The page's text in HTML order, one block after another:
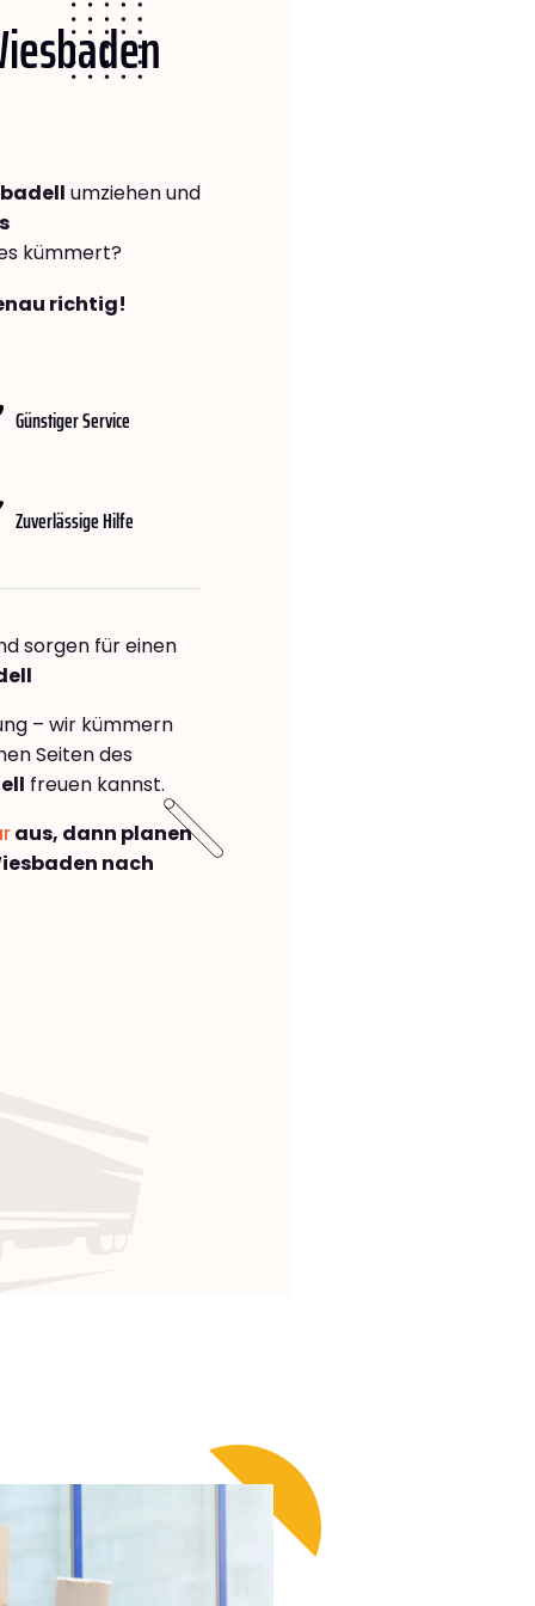
umziehen und
kümmert?
richtig!
Günstiger Service
Zuverlässige Hilfe
sorgen für einen
– wir kümmern
Seiten des
freuen kannst.
aus, dann planen
nach